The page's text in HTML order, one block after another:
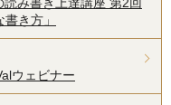
き方」
ウェビナー